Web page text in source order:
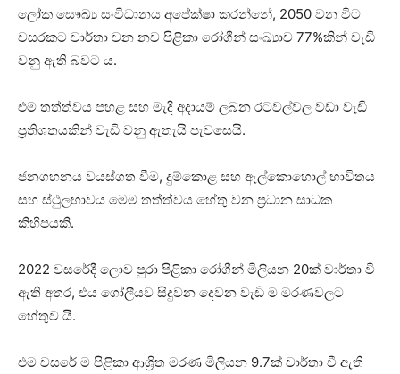
ලෝක සෞඛ්‍ය සංවිධානය අපේක්ෂා කරන්නේ, 2050 වන විට
වසරකට වාර්තා වන නව පිළිකා රෝගීන් සංඛ්‍යාව 77%කින් වැඩි
වනු ඇති බවට ය.
එම තත්ත්වය පහළ සහ මැදි අදායම් ලබන රටවල්වල වඩා වැඩි
ප්‍රතිශතයකින් වැඩි වනු ඇතැයි පැවසෙයි.
ජනගහනය වයස්ගත වීම, දුම්කොළ සහ ඇල්කොහොල් භාවිතය
සහ ස්ථුලභාවය මෙම තත්ත්වය හේතු වන ප්‍රධාන සාධක
කිහිපයකි.
2022 වසරේදී ලොව පුරා පිළිකා රෝගීන් මිලියන 20ක් වාර්තා වී
ඇති අතර, එය ගෝලීයව සිදුවන දෙවන වැඩි ම මරණවලට
හේතුව යි.
එම වසරේ ම පිළිකා ආශ්‍රිත මරණ මිලියන 9.7ක් වාර්තා වී ඇති